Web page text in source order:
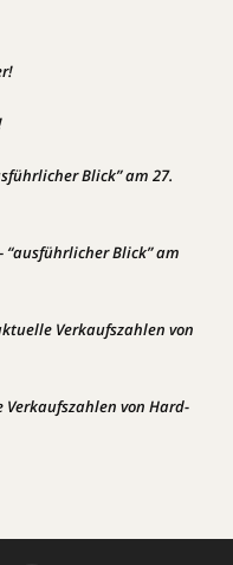
Blick” am 27.
“ausführlicher Blick” am
Verkaufszahlen von
von Hard-